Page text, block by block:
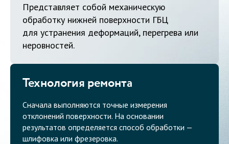
Представляет собой механическую
обработку нижней поверхности ГБЦ
для устранения деформаций, перегрева или
неровностей.
Технология ремонта
Сначала выполняются точные измерения
отклонений поверхности. На основании
результатов определяется способ обработки —
шлифовка или фрезеровка.